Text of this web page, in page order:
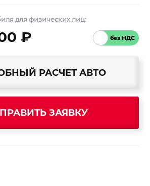
для физических лиц:
₽
РАСЧЕТ АВТО
ОТПРАВИТЬ ЗАЯВКУ